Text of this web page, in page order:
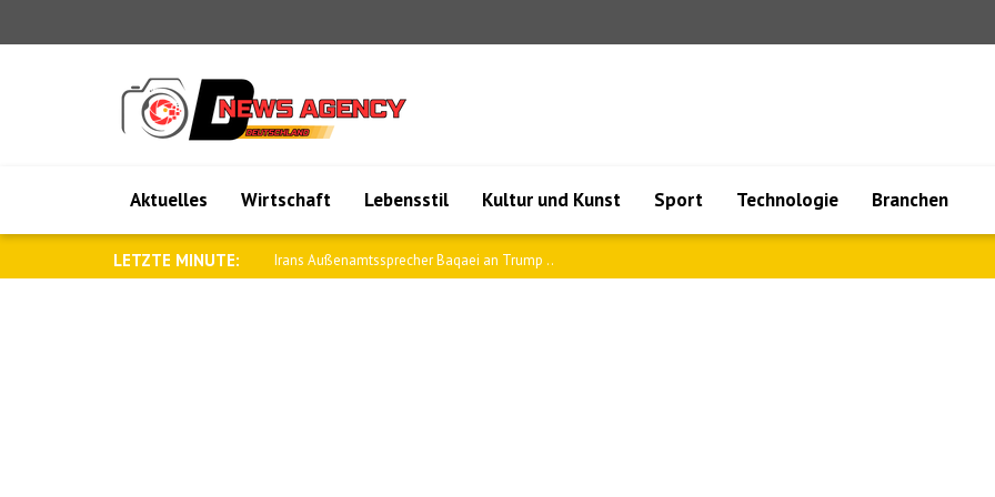
Aktuelles Wirtschaft Lebensstil Kultur und Kunst Sport Technologie Branchen
LETZTE MINUTE: Saar: Wir werden die Beziehungen zu Arge..